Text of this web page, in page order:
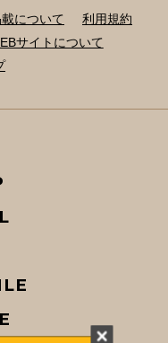
について
利用規約
サイトについて